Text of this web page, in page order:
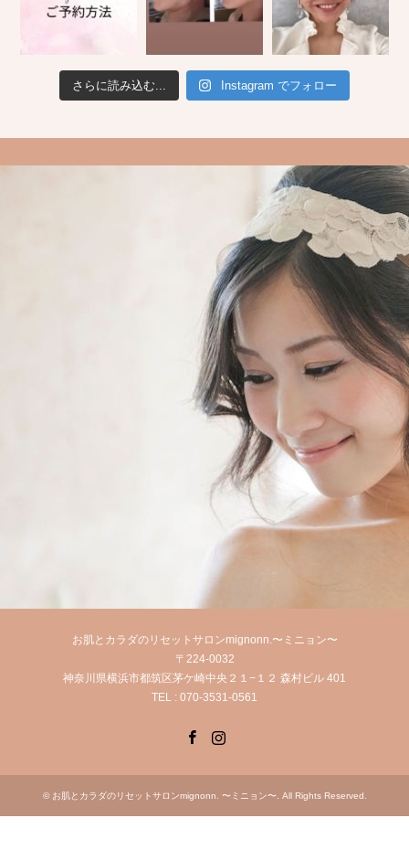
さらに読み込む... Instagram でフォロー
お肌とカラダのリセットサロンmignonn.〜ミニョン〜
〒224-0032
神奈川県横浜市都筑区茅ケ崎中央２１−１２ 森村ビル 401
TEL : 070-3531-0561
© お肌とカラダのリセットサロンmignonn. 〜ミニョン〜 . All Rights Reserved.